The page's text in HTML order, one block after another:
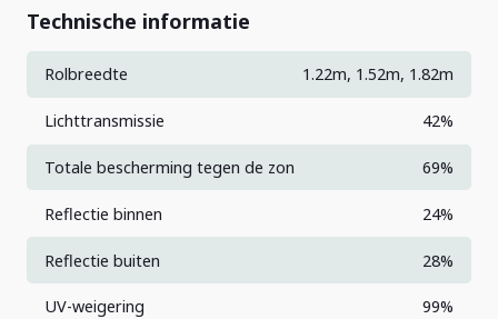
Technische informatie
Rolbreedte 1.22m, 1.52m, 1.82m
Lichttransmissie 42%
Totale bescherming tegen de zon 69%
Reflectie binnen 24%
Reflectie buiten 28%
UV-weigering 99%